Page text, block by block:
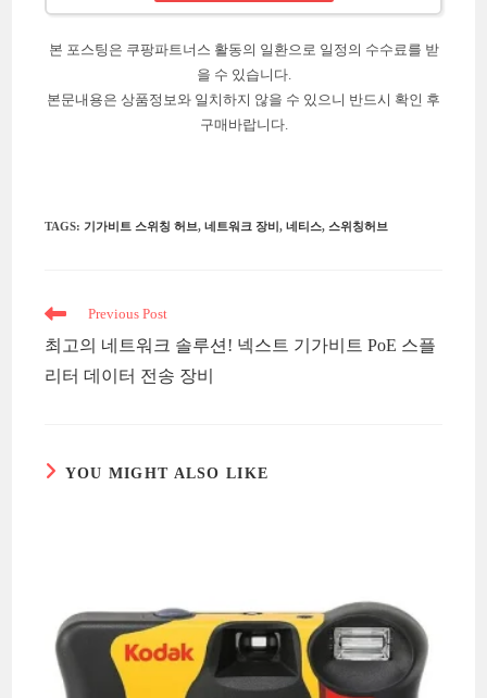
본 포스팅은 쿠팡파트너스 활동의 일환으로 일정의 수수료를 받
을 수 있습니다.
본문내용은 상품정보와 일치하지 않을 수 있으니 반드시 확인 후
구매바랍니다.
TAGS:기가비트 스위칭 허브, 네트워크 장비, 네티스, 스위칭허브
Read
articles
Previous Post
최고의 네트워크 솔루션! 넥스트 기가비트 PoE 스플
리터 데이터 전송 장비
YOU MIGHT ALSO LIKE